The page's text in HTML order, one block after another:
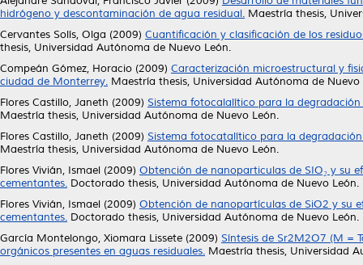
hidrógeno y descontaminación de agua residual. Maestría thesis,
Cervantes Solís, Olga (2009) Cuantificación y clasificación de los
thesis, Universidad Autónoma de Nuevo León.
Compeán Gómez, Horacio (2009) Caracterización microestructural y
ciudad de Monterrey. Maestría thesis, Universidad Autónoma de Nuevo
Flores Castillo, Janeth (2009) Sistema fotocalalítico para la
Maestría thesis, Universidad Autónoma de Nuevo León.
Flores Castillo, Janeth (2009) Sistema fotocatalítico para la
Maestría thesis, Universidad Autónoma de Nuevo León.
Flores Vivián, Ismael (2009) Obtención de nanoparticulas de SIO₂ y su
cementantes. Doctorado thesis, Universidad Autónoma de Nuevo León.
Flores Vivián, Ismael (2009) Obtención de nanopartículas de SiO2 y su
cementantes. Doctorado thesis, Universidad Autónoma de Nuevo León.
García Montelongo, Xiomara Lissete (2009) Síntesis de Sr2M2O7 (M =
orgánicos presentes en aguas residuales. Maestría thesis, Universidad